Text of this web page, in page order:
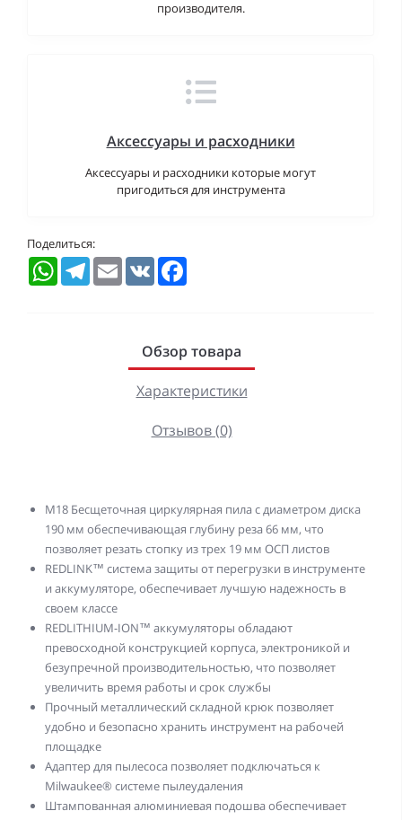
производителя.
Аксессуары и расходники
Аксессуары и расходники которые могут
пригодиться для инструмента
Поделиться:
WhatsAppTelegramEmail VK
Обзор товара
Характеристики
Отзывов (0)
М18 Бесщеточная циркулярная пила с диаметром диска
190 мм обеспечивающая глубину реза 66 мм, что
позволяет резать стопку из трех 19 мм ОСП листов
REDLINK™ система защиты от перегрузки в инструменте
и аккумуляторе, обеспечивает лучшую надежность в
своем классе
REDLITHIUM-ION™ аккумуляторы обладают
превосходной конструкцией корпуса, электроникой и
безупречной производительностью, что позволяет
увеличить время работы и срок службы
Прочный металлический складной крюк позволяет
удобно и безопасно хранить инструмент на рабочей
площадке
Адаптер для пылесоса позволяет подключаться к
Milwaukee® системе пылеудаления
Штампованная алюминиевая подошва обеспечивает